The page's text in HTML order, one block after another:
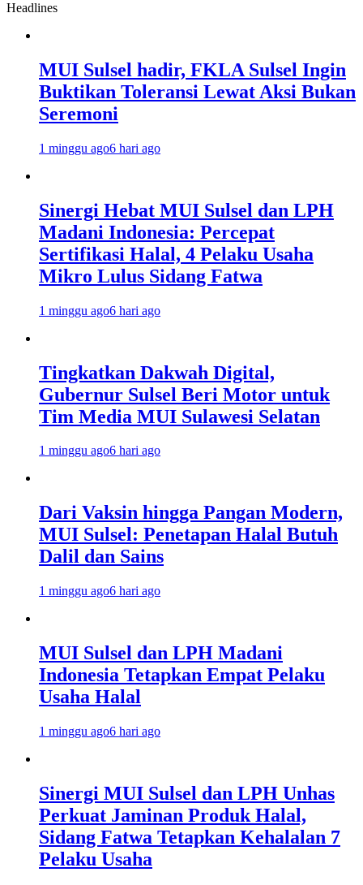
Headlines
MUI Sulsel hadir, FKLA Sulsel Ingin
Buktikan Toleransi Lewat Aksi Bukan
Seremoni
1 minggu ago6 hari ago
Sinergi Hebat MUI Sulsel dan LPH
Madani Indonesia: Percepat
Sertifikasi Halal, 4 Pelaku Usaha
Mikro Lulus Sidang Fatwa
1 minggu ago6 hari ago
Tingkatkan Dakwah Digital,
Gubernur Sulsel Beri Motor untuk
Tim Media MUI Sulawesi Selatan
1 minggu ago6 hari ago
Dari Vaksin hingga Pangan Modern,
MUI Sulsel: Penetapan Halal Butuh
Dalil dan Sains
1 minggu ago6 hari ago
MUI Sulsel dan LPH Madani
Indonesia Tetapkan Empat Pelaku
Usaha Halal
1 minggu ago6 hari ago
Sinergi MUI Sulsel dan LPH Unhas
Perkuat Jaminan Produk Halal,
Sidang Fatwa Tetapkan Kehalalan 7
Pelaku Usaha